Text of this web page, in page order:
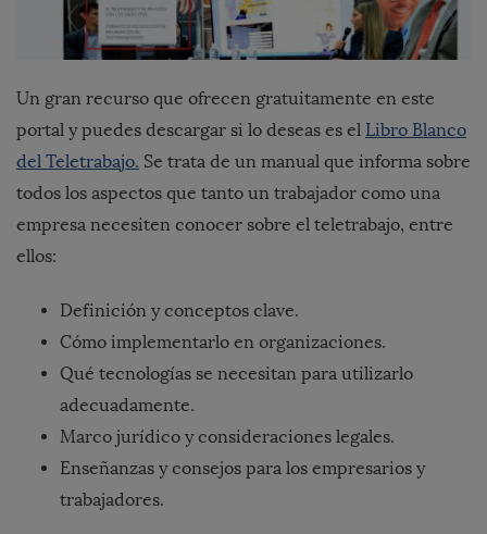
Un gran recurso que ofrecen gratuitamente en este
portal y puedes descargar si lo deseas es el Libro Blanco
del Teletrabajo. Se trata de un manual que informa sobre
todos los aspectos que tanto un trabajador como una
empresa necesiten conocer sobre el teletrabajo, entre
ellos:
Definición y conceptos clave.
Cómo implementarlo en organizaciones.
Qué tecnologías se necesitan para utilizarlo
adecuadamente.
Marco jurídico y consideraciones legales.
Enseñanzas y consejos para los empresarios y
trabajadores.